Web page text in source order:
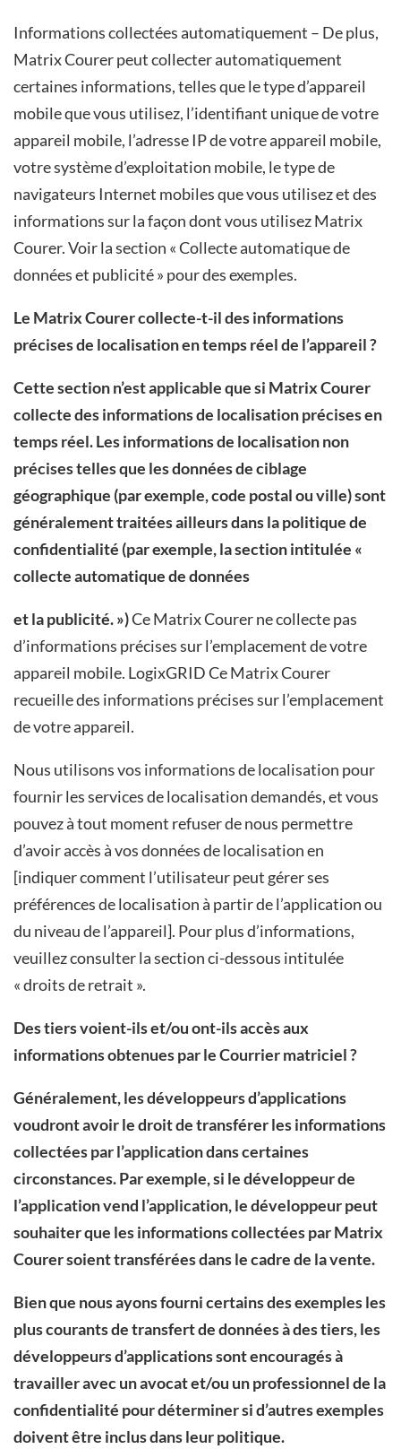
Informations collectées automatiquement – De plus,
Matrix Courer peut collecter automatiquement
certaines informations, telles que le type d’appareil
mobile que vous utilisez, l’identifiant unique de votre
appareil mobile, l’adresse IP de votre appareil mobile,
votre système d’exploitation mobile, le type de
navigateurs Internet mobiles que vous utilisez et des
informations sur la façon dont vous utilisez Matrix
Courer. Voir la section « Collecte automatique de
données et publicité » pour des exemples.
Le Matrix Courer collecte-t-il des informations
précises de localisation en temps réel de l’appareil ?
Cette section n’est applicable que si Matrix Courer
collecte des informations de localisation précises en
temps réel. Les informations de localisation non
précises telles que les données de ciblage
géographique (par exemple, code postal ou ville) sont
généralement traitées ailleurs dans la politique de
confidentialité (par exemple, la section intitulée «
collecte automatique de données
et la publicité. »)Ce Matrix Courer ne collecte pas
d’informations précises sur l’emplacement de votre
appareil mobile. LogixGRIDCe Matrix Courer
recueille des informations précises sur l’emplacement
de votre appareil.
Nous utilisons vos informations de localisation pour
fournir les services de localisation demandés, et vous
pouvez à tout moment refuser de nous permettre
d’avoir accès à vos données de localisation en
[indiquer comment l’utilisateur peut gérer ses
préférences de localisation à partir de l’application ou
du niveau de l’appareil]. Pour plus d’informations,
veuillez consulter la section ci-dessous intitulée
« droits de retrait ».
Des tiers voient-ils et/ou ont-ils accès aux
informations obtenues par leCourrier matriciel ?
Généralement, les développeurs d’applications
voudront avoir le droit de transférer les informations
collectées par l’application dans certaines
circonstances. Par exemple, si le développeur de
l’application vend l’application, le développeur peut
souhaiter que les informations collectées par Matrix
Courer soient transférées dans le cadre de la vente.
Bien que nous ayons fourni certains des exemples les
plus courants de transfert de données à des tiers, les
développeurs d’applications sont encouragés à
travailler avec un avocat et/ou un professionnel de la
confidentialité pour déterminer si d’autres exemples
doivent être inclus dans leur politique.